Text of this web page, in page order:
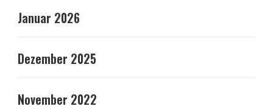
Januar 2026
Dezember 2025
November 2022